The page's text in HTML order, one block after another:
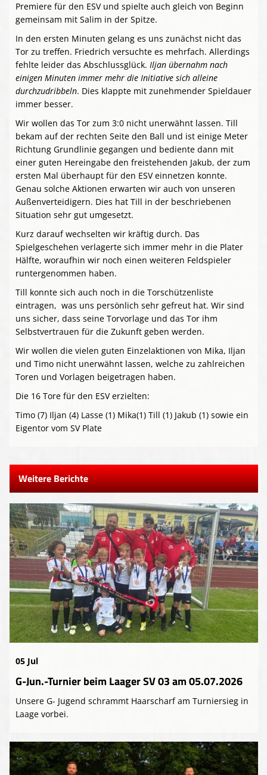
Premiere für den ESV und spielte auch gleich von Beginn
gemeinsam mit Salim in der Spitze.
In den ersten Minuten gelang es uns zunächst nicht das
Tor zu treffen. Friedrich versuchte es mehrfach. Allerdings
fehlte leider das Abschlussglück. Iljan übernahm nach
einigen Minuten immer mehr die Initiative sich alleine
durchzudribbeln. Dies klappte mit zunehmender Spieldauer
immer besser.
Wir wollen das Tor zum 3:0 nicht unerwähnt lassen. Till
bekam auf der rechten Seite den Ball und ist einige Meter
Richtung Grundlinie gegangen und bediente dann mit
einer guten Hereingabe den freistehenden Jakub, der zum
ersten Mal überhaupt für den ESV einnetzen konnte.
Genau solche Aktionen erwarten wir auch von unseren
Außenverteidigern. Dies hat Till in der beschriebenen
Situation sehr gut umgesetzt.
Kurz darauf wechselten wir kräftig durch. Das
Spielgeschehen verlagerte sich immer mehr in die Plater
Hälfte, woraufhin wir noch einen weiteren Feldspieler
runtergenommen haben.
Till konnte sich auch noch in die Torschützenliste
eintragen, was uns persönlich sehr gefreut hat. Wir sind
uns sicher, dass seine Torvorlage und das Tor ihm
Selbstvertrauen für die Zukunft geben werden.
Wir wollen die vielen guten Einzelaktionen von Mika, Iljan
und Timo nicht unerwähnt lassen, welche zu zahlreichen
Toren und Vorlagen beigetragen haben.
Die 16 Tore für den ESV erzielten:
Timo (7) Iljan (4) Lasse (1) Mika(1) Till (1) Jakub (1) sowie ein
Eigentor vom SV Plate
Weitere Berichte
05 Jul
G-Jun.-Turnier beim Laager SV 03 am 05.07.2026
Unsere G- Jugend schrammt Haarscharf am Turniersieg in
Laage vorbei.